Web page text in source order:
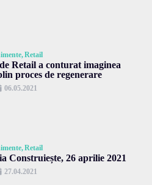
Retail
Retail a conturat imaginea
proces de regenerare
06.05.2021
Retail
Construiește, 26 aprilie 2021
27.04.2021